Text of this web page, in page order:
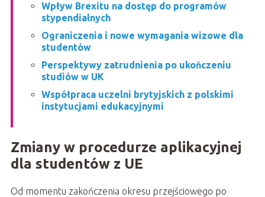
Wpływ Brexitu na dostęp do programów
stypendialnych
Ograniczenia i nowe wymagania wizowe dla
studentów
Perspektywy zatrudnienia po ukończeniu
studiów w UK
Współpraca uczelni brytyjskich z polskimi
instytucjami edukacyjnymi
Zmiany w procedurze aplikacyjnej
dla studentów z UE
Od momentu zakończenia okresu przejściowego po